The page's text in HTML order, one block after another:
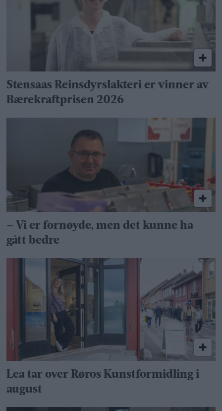
Stensaas Reinsdyrslakteri er vinner av
Bærekraftprisen 2026
– Vi er fornøyde, men det kunne ha
gått bedre
Lea tar over Røros Kunstformidling i
august